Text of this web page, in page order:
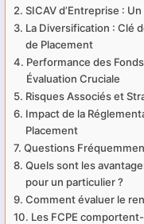
SICAV d’Entreprise :
La Diversification : Clé
de Placement
Performance des
Évaluation Cruciale
Risques Associés et
Impact de la
Placement
Questions
Quels sont les
pour un particulier ?
Comment évaluer le
Les FCPE